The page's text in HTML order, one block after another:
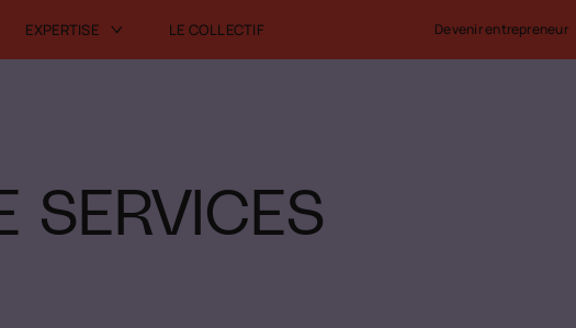
EXPERTISE LE COLLECTIF Devenir entrepreneur
SERVICES